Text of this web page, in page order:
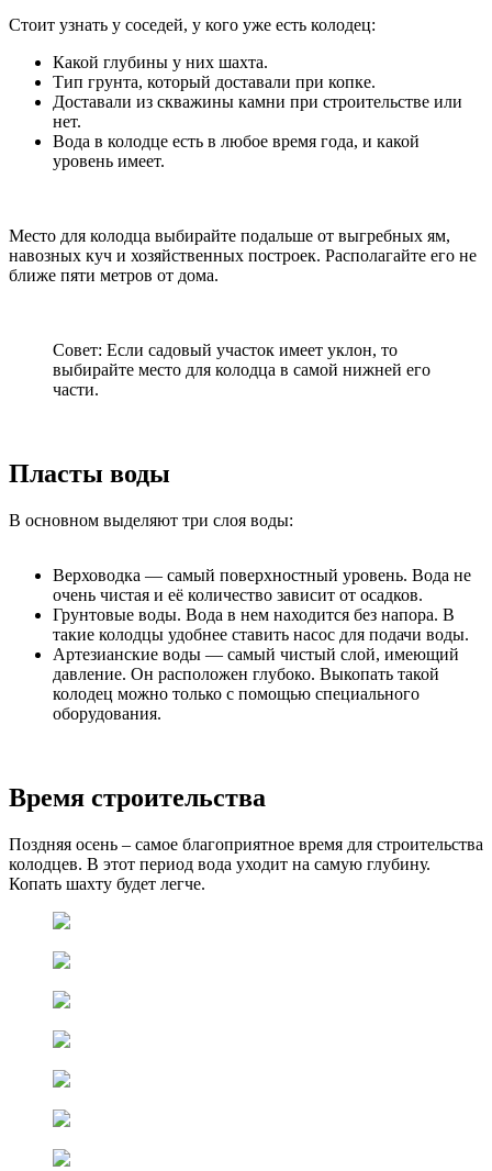
Стоит узнать у соседей, у кого уже есть колодец:
Какой глубины у них шахта.
Тип грунта, который доставали при копке.
Доставали из скважины камни при строительстве или
нет.
Вода в колодце есть в любое время года, и какой
уровень имеет.
Место для колодца выбирайте подальше от выгребных ям,
навозных куч и хозяйственных построек. Располагайте его не
ближе пяти метров от дома.
Совет: Если садовый участок имеет уклон, то
выбирайте место для колодца в самой нижней его
части.
Пласты воды
В основном выделяют три слоя воды:
Верховодка — самый поверхностный уровень. Вода не
очень чистая и её количество зависит от осадков.
Грунтовые воды. Вода в нем находится без напора. В
такие колодцы удобнее ставить насос для подачи воды.
Артезианские воды — самый чистый слой, имеющий
давление. Он расположен глубоко. Выкопать такой
колодец можно только с помощью специального
оборудования.
Время строительства
Поздняя осень – самое благоприятное время для строительства
колодцев. В этот период вода уходит на самую глубину.
Копать шахту будет легче.